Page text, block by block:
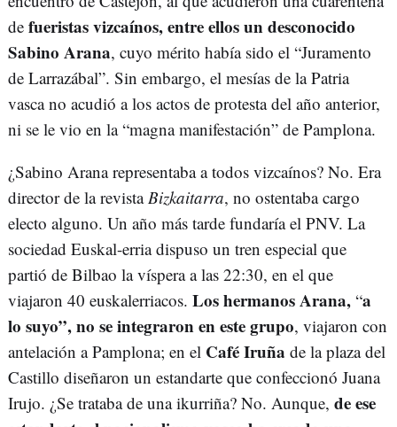
de fueristas vizcaínos, entre ellos un desconocido
Sabino Arana, cuyo mérito había sido el “Juramento
de Larrazábal”. Sin embargo, el mesías de la Patria
vasca no acudió a los actos de protesta del año anterior,
ni se le vio en la “magna manifestación” de Pamplona.
¿Sabino Arana representaba a todos vizcaínos? No. Era
director de la revistaBizkaitarra, no ostentaba cargo
electo alguno. Un año más tarde fundaría el PNV. La
sociedad Euskal-erria dispuso un tren especial que
partió de Bilbao la víspera a las 22:30, en el que
viajaron 40 euskalerriacos. Los hermanos Arana, “a
lo suyo”, no se integraron en este grupo, viajaron con
antelación a Pamplona; en el Café Iruña de la plaza del
Castillo diseñaron un estandarte que confeccionó Juana
Irujo. ¿Se trataba de una ikurriña? No. Aunque, de ese